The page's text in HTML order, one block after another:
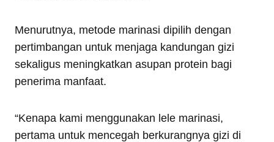
Menurutnya, metode marinasi dipilih dengan
pertimbangan untuk menjaga kandungan gizi
sekaligus meningkatkan asupan protein bagi
penerima manfaat.
“Kenapa kami menggunakan lele marinasi,
pertama untuk mencegah berkurangnya gizi di